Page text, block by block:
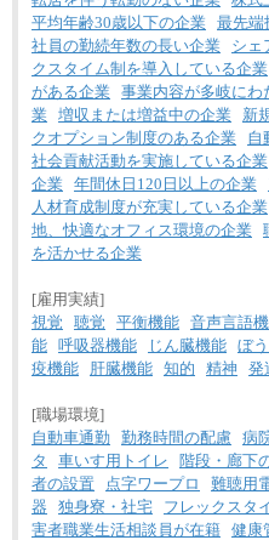
平均年齢30歳以下の企業 最先端
社員の勤続年数の長い企業
シェ
クスタイム制を導入している企業
がある企業 事業内容が多岐にわ
業 増収または増益中の企業 新
クオプション制度のある企業
自
社会貢献活動を実施している企業
企業 年間休日120日以上の企業
人材育成制度が充実している企業
地、快適なオフィス環境の企業
を活かせる企業
[雇用実績]
視覚
聴覚 平衡機能 音声言語
能 呼吸器機能 じん臓機能 ぼ
疫機能
肝臓機能 知的 精神 発
[職場環境]
自動車通勤
勤務時間の配慮 病
タ
車いす用トイレ 階段・廊下
者の設置
点字ワープロ 難聴用
器
独身寮・社宅 フレックスタ
害者職業生活相談員が在籍 健康